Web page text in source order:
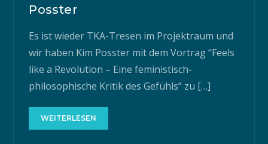
Posster
Es ist wieder TKA-Tresen im Projektraum und
wir haben Kim Posster mit dem Vortrag “Feels
like a Revolution – Eine feministisch-
philosophische Kritik des Gefühls” zu […]
WEITERLESEN